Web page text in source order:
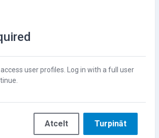
user profiles. Log in with a full user
Atcelt Turpināt